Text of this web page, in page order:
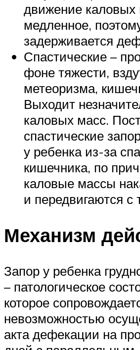
движение каловых
медленное,
задерживается
Спастические –
фоне тяжести,
метеоризма,
Выходит
каловых масс.
спастические
у ребенка из-за
кишечника, по
каловые массы
и передвигаются с
Механизм
Запор у ребенка
– патологическое
которое
невозможностью
акта дефекации на